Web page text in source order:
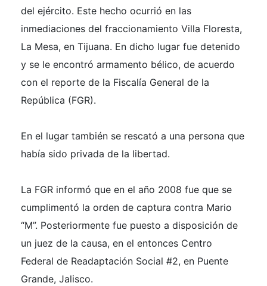
del ejército. Este hecho ocurrió en las
inmediaciones del fraccionamiento Villa Floresta,
La Mesa, en Tijuana. En dicho lugar fue detenido
y se le encontró armamento bélico, de acuerdo
con el reporte de la Fiscalía General de la
República (FGR).
En el lugar también se rescató a una persona que
había sido privada de la libertad.
La FGR informó que en el año 2008 fue que se
cumplimentó la orden de captura contra Mario
“M”. Posteriormente fue puesto a disposición de
un juez de la causa, en el entonces Centro
Federal de Readaptación Social #2, en Puente
Grande, Jalisco.